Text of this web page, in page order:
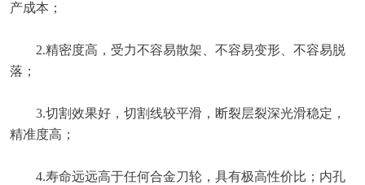
产成本；
2.精密度高，受力不容易散架、不容易变形、不容易脱
落；
3.切割效果好，切割线较平滑，断裂层裂深光滑稳定，
精准度高；
4.寿命远远高于任何合金刀轮，具有极高性价比；内孔